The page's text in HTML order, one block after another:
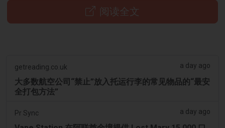
阅读全文
getreading.co.uk a day ago
大多数航空公司“禁止”放入托运行李的常见物品的“最安
全打包方法”
Pr Sync a day ago